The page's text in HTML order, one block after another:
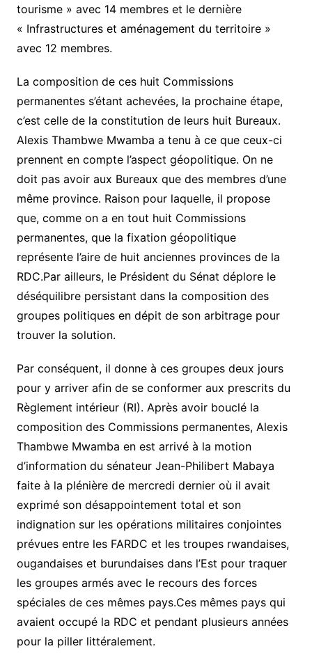
tourisme » avec 14 membres et le dernière
« Infrastructures et aménagement du territoire »
avec 12 membres.
La composition de ces huit Commissions
permanentes s’étant achevées, la prochaine étape,
c’est celle de la constitution de leurs huit Bureaux.
Alexis Thambwe Mwamba a tenu à ce que ceux-ci
prennent en compte l’aspect géopolitique. On ne
doit pas avoir aux Bureaux que des membres d’une
même province. Raison pour laquelle, il propose
que, comme on a en tout huit Commissions
permanentes, que la fixation géopolitique
représente l’aire de huit anciennes provinces de la
RDC.Par ailleurs, le Président du Sénat déplore le
déséquilibre persistant dans la composition des
groupes politiques en dépit de son arbitrage pour
trouver la solution.
Par conséquent, il donne à ces groupes deux jours
pour y arriver afin de se conformer aux prescrits du
Règlement intérieur (RI). Après avoir bouclé la
composition des Commissions permanentes, Alexis
Thambwe Mwamba en est arrivé à la motion
d’information du sénateur Jean-Philibert Mabaya
faite à la plénière de mercredi dernier où il avait
exprimé son désappointement total et son
indignation sur les opérations militaires conjointes
prévues entre les FARDC et les troupes rwandaises,
ougandaises et burundaises dans l’Est pour traquer
les groupes armés avec le recours des forces
spéciales de ces mêmes pays.Ces mêmes pays qui
avaient occupé la RDC et pendant plusieurs années
pour la piller littéralement.